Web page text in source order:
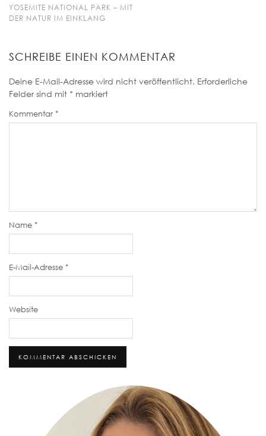
YOSEMITE NATIONAL PARK – MIT
DER NATUR IM EINKLANG
SCHREIBE EINEN KOMMENTAR
Deine E-Mail-Adresse wird nicht veröffentlicht. Erforderliche
Felder sind mit * markiert
Kommentar *
Name *
E-Mail-Adresse *
Website